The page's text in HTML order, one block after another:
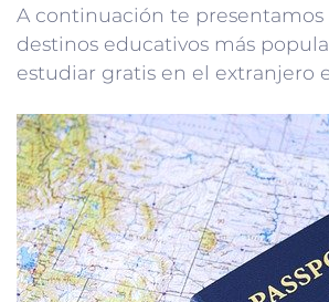
A continuación te presentamos
destinos educativos más
estudiar gratis en el extranjero